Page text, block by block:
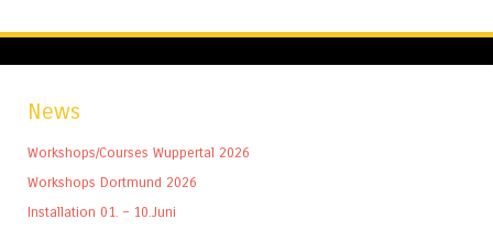
News
Workshops/Courses Wuppertal 2026
Workshops Dortmund 2026
Installation 01. – 10.Juni